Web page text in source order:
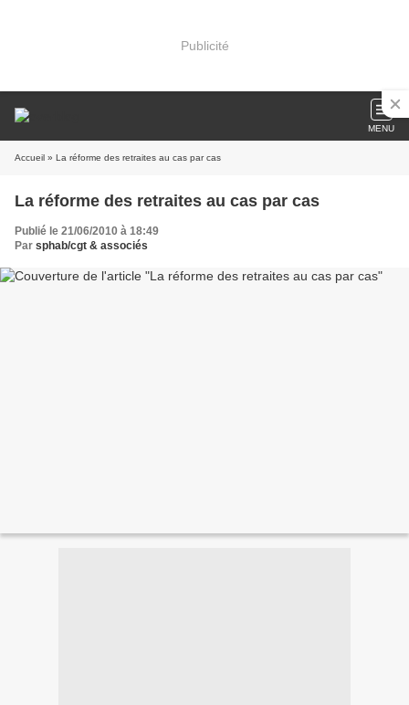
Publicité
MENU
Accueil » La réforme des retraites au cas par cas
La réforme des retraites au cas par cas
Publié le 21/06/2010 à 18:49
Par sphab/cgt & associés